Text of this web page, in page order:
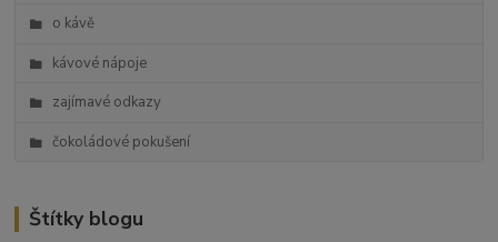
o kávě
kávové nápoje
zajímavé odkazy
čokoládové pokušení
Štítky blogu